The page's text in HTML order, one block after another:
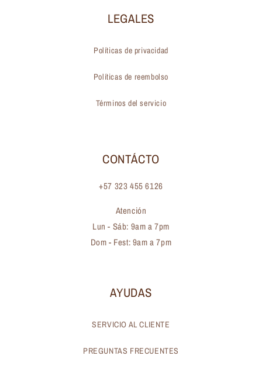
LEGALES
Políticas de privacidad
Políticas de reembolso
Términos del servicio
CONTÁCTO
+57 323 455 6126
Atención
Lun - Sáb: 9am a 7pm
Dom - Fest: 9am a 7pm
AYUDAS
SERVICIO AL CLIENTE
PREGUNTAS FRECUENTES